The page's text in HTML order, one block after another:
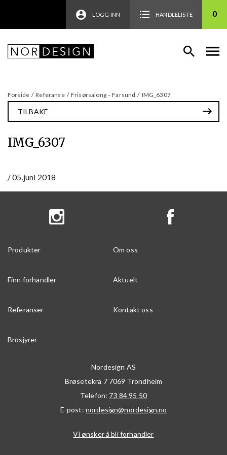
LOGG INN HANDLELISTE 0
Forside / Referanse / Frisørsalong – Farsund / IMG_6307
TILBAKE
IMG_6307
/05.juni 2018
Produkter Om oss
Finn forhandler Aktuelt
Referanser Kontakt oss
Brosjyrer
Nordesign AS
Brøsetekra 7 7069 Trondheim
Telefon: 73 84 95 50
E-post: nordesign@nordesign.no
Vi ønsker å bli forhandler